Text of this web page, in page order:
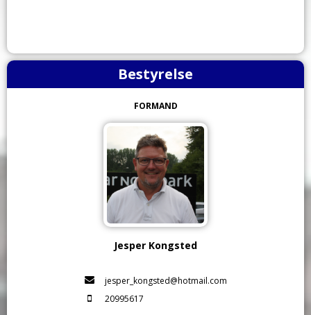
Bestyrelse
FORMAND
Jesper Kongsted
jesper_kongsted@hotmail.com
20995617